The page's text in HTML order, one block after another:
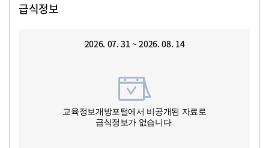
급식정보
2026. 07. 31 ~ 2026. 08. 14
교육정보개방포털에서 비공개된 자료로
급식정보가 없습니다.